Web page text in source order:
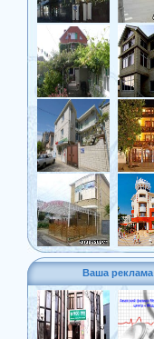
Ваша реклама